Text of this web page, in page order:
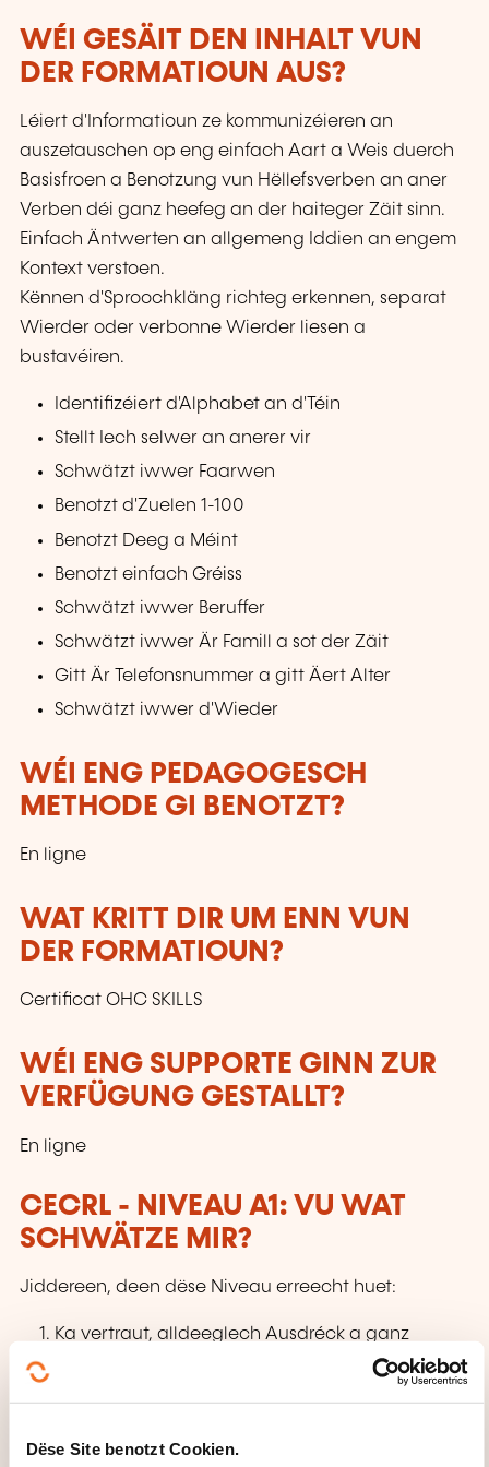
Dëse Site benotzt Cookien.
WÉI GESÄIT DEN INHALT VUN
DER FORMATIOUN AUS?
Léiert d'Informatioun ze kommunizéieren an
auszetauschen op eng einfach Aart a Weis duerch
Basisfroen a Benotzung vun Hëllefsverben an aner
Verben déi ganz heefeg an der haiteger Zäit sinn.
Einfach Äntwerten an allgemeng Iddien an engem
Kontext verstoen.
Kënnen d'Sproochkläng richteg erkennen, separat
Wierder oder verbonne Wierder liesen a
bustavéiren.
Identifizéiert d'Alphabet an d'Téin
Stellt Iech selwer an anerer vir
Schwätzt iwwer Faarwen
Benotzt d'Zuelen 1-100
Benotzt Deeg a Méint
Benotzt einfach Gréiss
Schwätzt iwwer Beruffer
Schwätzt iwwer Är Famill a sot der Zäit
Gitt Är Telefonsnummer a gitt Äert Alter
Schwätzt iwwer d'Wieder
WÉI ENG PEDAGOGESCH
METHODE GI BENOTZT?
En ligne
WAT KRITT DIR UM ENN VUN
DER FORMATIOUN?
Certificat OHC SKILLS
WÉI ENG SUPPORTE GINN ZUR
VERFÜGUNG GESTALLT?
En ligne
CECRL - NIVEAU A1: VU WAT
SCHWÄTZE MIR?
Jiddereen, deen dëse Niveau erreecht huet:
Ka vertraut, alldeeglech Ausdréck a ganz
einfach Aussoen, mat deene konkret Besoine
an anere Leit Froen zu hirer Persoun stellen –